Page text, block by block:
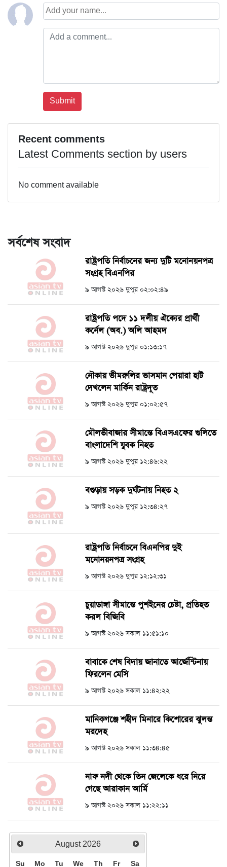
Recent comments
Latest Comments section by users
No comment available
সর্বশেষ সংবাদ
রাষ্ট্রপতি নির্বাচনের জন্য দুটি মনোনয়নপত্র
সংগ্রহ বিএনপির
৯ আগস্ট ২০২৬ দুপুর ০২:০২:৪৯
রাষ্ট্রপতি পদে ১১ দলীয় ঐক্যের প্রার্থী
কর্নেল (অব.) অলি আহমদ
৯ আগস্ট ২০২৬ দুপুর ০১:১৩:১৭
নৌকায় ভীমরুলির ভাসমান পেয়ারা হাট
দেখলেন মার্কিন রাষ্ট্রদূত
৯ আগস্ট ২০২৬ দুপুর ০১:০২:৫৭
মৌলভীবাজার সীমান্তে বিএসএফের গুলিতে
বাংলাদেশি যুবক নিহত
৯ আগস্ট ২০২৬ দুপুর ১২:৪৬:২২
বগুড়ায় সড়ক দুর্ঘটনায় নিহত ২
৯ আগস্ট ২০২৬ দুপুর ১২:৩৪:২৭
রাষ্ট্রপতি নির্বাচনে বিএনপির দুই
মনোনয়নপত্র সংগ্রহ
৯ আগস্ট ২০২৬ দুপুর ১২:১২:৩১
চুয়াডাঙ্গা সীমান্তে পুশইনের চেষ্টা, প্রতিহত
করল বিজিবি
৯ আগস্ট ২০২৬ সকাল ১১:৫১:১০
বাবাকে শেষ বিদায় জানাতে আর্জেন্টিনায়
ফিরলেন মেসি
৯ আগস্ট ২০২৬ সকাল ১১:৪২:২২
মানিকগঞ্জে শহীদ মিনারে কিশোরের ঝুলন্ত
মরদেহ
৯ আগস্ট ২০২৬ সকাল ১১:৩৪:৪৫
নাফ নদী থেকে তিন জেলেকে ধরে নিয়ে
গেছে আরাকান আর্মি
৯ আগস্ট ২০২৬ সকাল ১১:২২:১১
August 2026
Su Mo Tu We Th Fr Sa